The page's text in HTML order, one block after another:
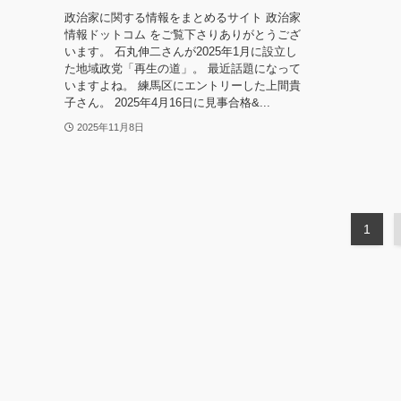
政治家に関する情報をまとめるサイト 政治家
情報ドットコム をご覧下さりありがとうござ
います。 石丸伸二さんが2025年1月に設立し
た地域政党「再生の道」。 最近話題になって
いますよね。 練馬区にエントリーした上間貴
子さん。 2025年4月16日に見事合格&...
2025年11月8日
1